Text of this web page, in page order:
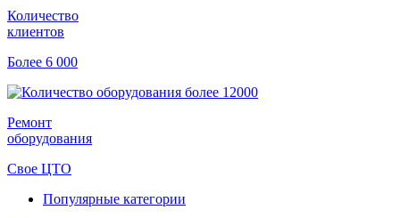
Количество
клиентов
Более 6 000
Ремонт
оборудования
Свое ЦТО
Популярные категории